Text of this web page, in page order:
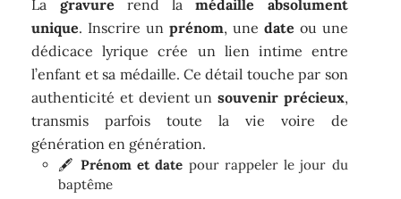
La gravure rend lamédaille absolument
unique. Inscrire unprénom, une date ou une
dédicace lyrique crée un lien intime entre
l’enfant et sa médaille. Ce détail touche par son
authenticité et devient un souvenir précieux,
transmis parfois toute la vie voire de
génération en génération.
🖋️ Prénom et date pour rappeler le jour du
baptême